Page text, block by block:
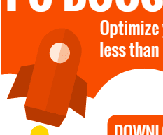
n
y
o
l
m